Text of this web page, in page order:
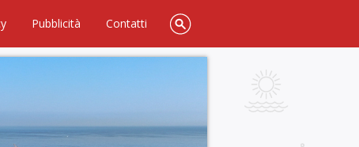
Pubblicità Contatti